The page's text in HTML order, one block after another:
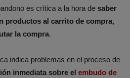
es crítica a la hora de saber
productos al carrito de compra,
la compra.
indica problemas en el proceso de
inmediata sobre el embudo de